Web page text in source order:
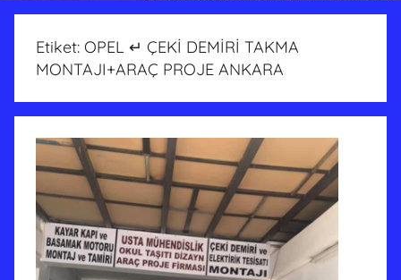
Etiket: OPEL ↵ ÇEKİ DEMİRİ TAKMA
MONTAJI+ARAÇ PROJE ANKARA